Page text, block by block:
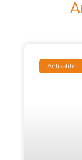
Actualité